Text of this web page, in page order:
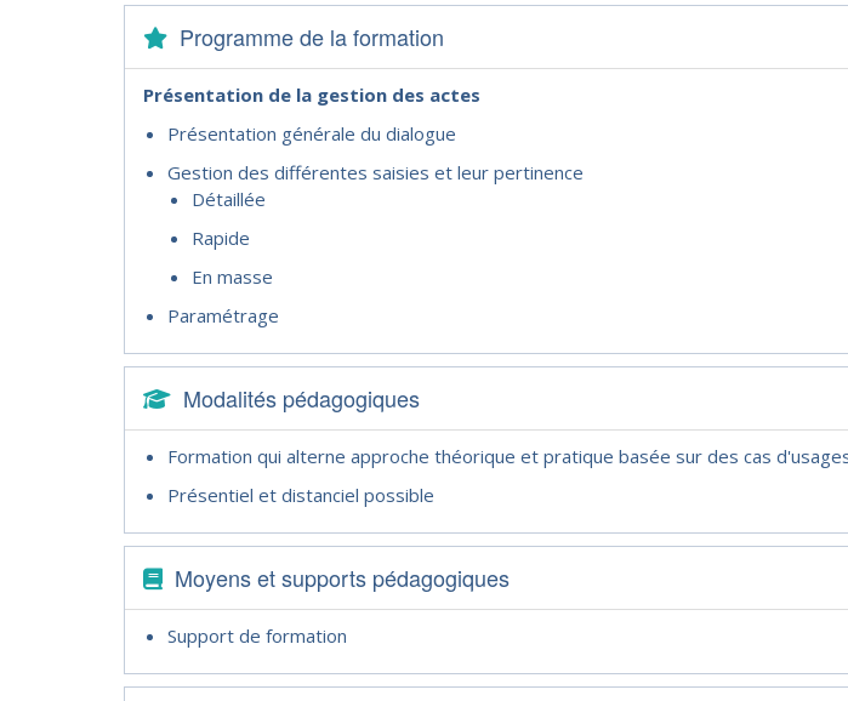
Programme de la formation
Présentation de la gestion des actes
Présentation générale du dialogue
Gestion des différentes saisies et leur pertinence
Détaillée
Rapide
En masse
Paramétrage
Modalités pédagogiques
Formation qui alterne approche théorique et pratique basée sur des cas
Présentiel et distanciel possible
Moyens et supports pédagogiques
Support de formation